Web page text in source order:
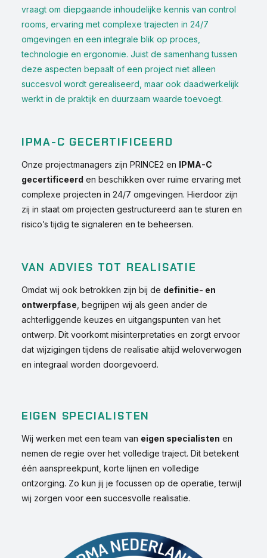
vraagt om diepgaande inhoudelijke kennis van control
rooms, ervaring met complexe trajecten in 24/7
omgevingen en een integrale blik op proces,
technologie en ergonomie. Juist de samenhang tussen
deze aspecten bepaalt of een project niet alleen
succesvol wordt gerealiseerd, maar ook daadwerkelijk
werkt in de praktijk en duurzaam waarde toevoegt.
IPMA-C GECERTIFICEERD
Onze projectmanagers zijn PRINCE2 en IPMA-C
gecertificeerd en beschikken over ruime ervaring met
complexe projecten in 24/7 omgevingen. Hierdoor zijn
zij in staat om projecten gestructureerd aan te sturen en
risico’s tijdig te signaleren en te beheersen.
VAN ADVIES TOT REALISATIE
Omdat wij ook betrokken zijn bij de definitie- en
ontwerpfase , begrijpen wij als geen ander de
achterliggende keuzes en uitgangspunten van het
ontwerp. Dit voorkomt misinterpretaties en zorgt ervoor
dat wijzigingen tijdens de realisatie altijd weloverwogen
en integraal worden doorgevoerd.
EIGEN SPECIALISTEN
Wij werken met een team van eigen specialisten en
nemen de regie over het volledige traject. Dit betekent
één aanspreekpunt, korte lijnen en volledige
ontzorging. Zo kun jij je focussen op de operatie, terwijl
wij zorgen voor een succesvolle realisatie.